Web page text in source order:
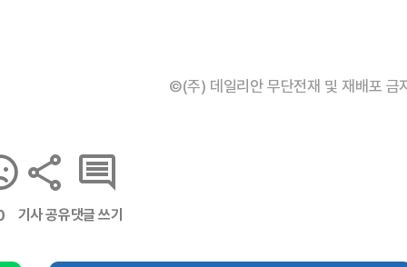
©(주) 데일리안 무단전재 및 재배포 금
기사 공유댓글 쓰기